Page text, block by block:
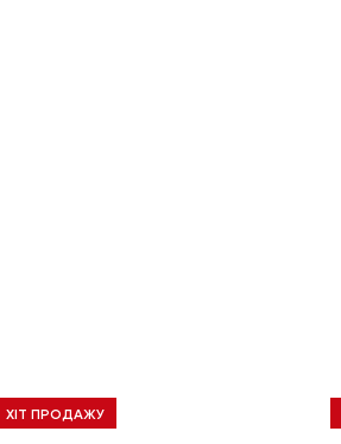
ХІТ ПРОДАЖУ